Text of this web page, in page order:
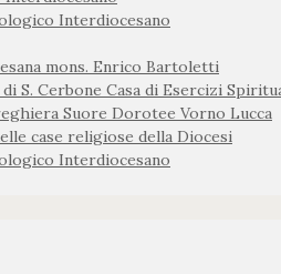
Interdiocesano
mons. Enrico Bartoletti
S. Cerbone Casa di Esercizi
Suore Dorotee Vorno Lucca
case religiose della Diocesi
Interdiocesano